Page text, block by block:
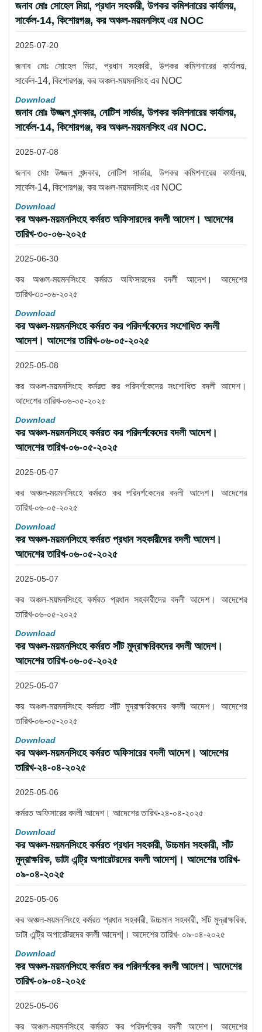
জনাব মোঃ সোহেল মিয়া, প্রধান সহকারী, উপকর কমিশনারের কার্যালয়,
সার্কেল-14, কিশোরগঞ্জ, কর অঞ্চল-ময়মনসিংহ এর NOC
2025-07-20
জনাব মোঃ সোহেল মিয়া, প্রধান সহকারী, উপকর কমিশনারের কার্যালয়,
সার্কেল-14, কিশোরগঞ্জ, কর অঞ্চল-ময়মনসিংহ এর NOC
Download
জনাব মোঃ উজ্জল খন্দকার, নোটিশ সার্ভার, উপকর কমিশনারের কার্যালয়,
সার্কেল-14, কিশোরগঞ্জ, কর অঞ্চল-ময়মনসিংহ এর NOC.
2025-07-08
জনাব মোঃ উজ্জল খন্দকার, নোটিশ সার্ভার, উপকর কমিশনারের কার্যালয়,
সার্কেল-14, কিশোরগঞ্জ, কর অঞ্চল-ময়মনসিংহ এর NOC
Download
কর অঞ্চল-ময়মনসিংহে কর্মরত অফিসারদের বদলী আদেশ। আদেশের
তারিখ-৩০-০৬-২০২৫
2025-06-30
কর অঞ্চল-ময়মনসিংহে কর্মরত অফিসারদের বদলী আদেশ। আদেশের
তারিখ-৩০-০৬-২০২৫
Download
কর অঞ্চল-ময়মনসিংহে কর্মরত কর পরিদর্শকেদের সংশোধিত বদলী
আদেশ। আদেশের তারিখ-০৬-০৫-২০২৫
2025-05-08
কর অঞ্চল-ময়মনসিংহে কর্মরত কর পরিদর্শকেদের সংশোধিত বদলী আদেশ।
আদেশের তারিখ-০৬-০৫-২০২৫
Download
কর অঞ্চল-ময়মনসিংহে কর্মরত কর পরিদর্শকেদের বদলী আদেশ।
আদেশের তারিখ-০৬-০৫-২০২৫
2025-05-07
কর অঞ্চল-ময়মনসিংহে কর্মরত কর পরিদর্শকেদের বদলী আদেশ। আদেশের
তারিখ-০৬-০৫-২০২৫
Download
কর অঞ্চল-ময়মনসিংহে কর্মরত প্রধান সহকারীদের বদলী আদেশ।
আদেশের তারিখ-০৬-০৫-২০২৫
2025-05-07
কর অঞ্চল-ময়মনসিংহে কর্মরত প্রধান সহকারীদের বদলী আদেশ। আদেশের
তারিখ-০৬-০৫-২০২৫
Download
কর অঞ্চল-ময়মনসিংহে কর্মরত সাঁট মুদ্রাক্ষরিকদের বদলী আদেশ।
আদেশের তারিখ-০৬-০৫-২০২৫
2025-05-07
কর অঞ্চল-ময়মনসিংহে কর্মরত সাঁট মুদ্রাক্ষরিকদের বদলী আদেশ। আদেশের
তারিখ-০৬-০৫-২০২৫
Download
কর অঞ্চল-ময়মনসিংহে কর্মরত অফিসারের বদলী আদেশ। আদেশের
তারিখ-২৪-০৪-২০২৫
2025-05-06
কর্মরত অফিসারের বদলী আদেশ। আদেশের তারিখ-২৪-০৪-২০২৫
Download
কর অঞ্চল-ময়মনসিংহে কর্মরত প্রধান সহকারী, উচ্চমান সহকারী, সাঁট
মুদ্রাক্ষরিক, ডাটা এন্ট্রি অপারেটরদের বদলী আদেশ|। আদেশের তারিখ-
০৯-০৪-২০২৫
2025-05-06
কর অঞ্চল-ময়মনসিংহে কর্মরত প্রধান সহকারী, উচ্চমান সহকারী, সাঁট মুদ্রাক্ষরিক,
ডাটা এন্ট্রি অপারেটরদের বদলী আদেশ|। আদেশের তারিখ- ০৯-০৪-২০২৫
Download
কর অঞ্চল-ময়মনসিংহে কর্মরত কর পরিদর্শকের বদলী আদেশ। আদেশের
তারিখ-০৯-০৪-২০২৫
2025-05-06
কর অঞ্চল-ময়মনসিংহে কর্মরত কর পরিদর্শকের বদলী আদেশ। আদেশের